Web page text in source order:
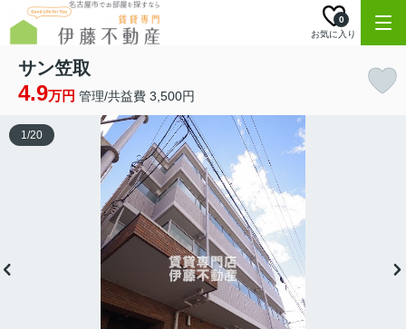
お気に入り
0
サン笠取
4.9万円 管理/共益費 3,500円
1/20